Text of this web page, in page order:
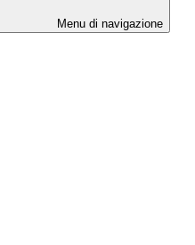
Menu di navigazione